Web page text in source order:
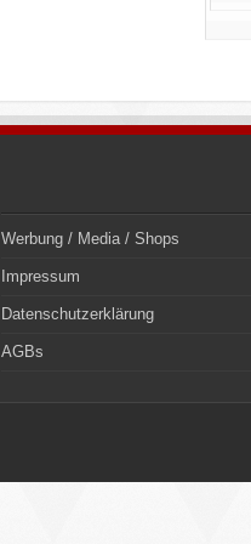
Werbung / Media / Shops
Impressum
Datenschutzerklärung
AGBs